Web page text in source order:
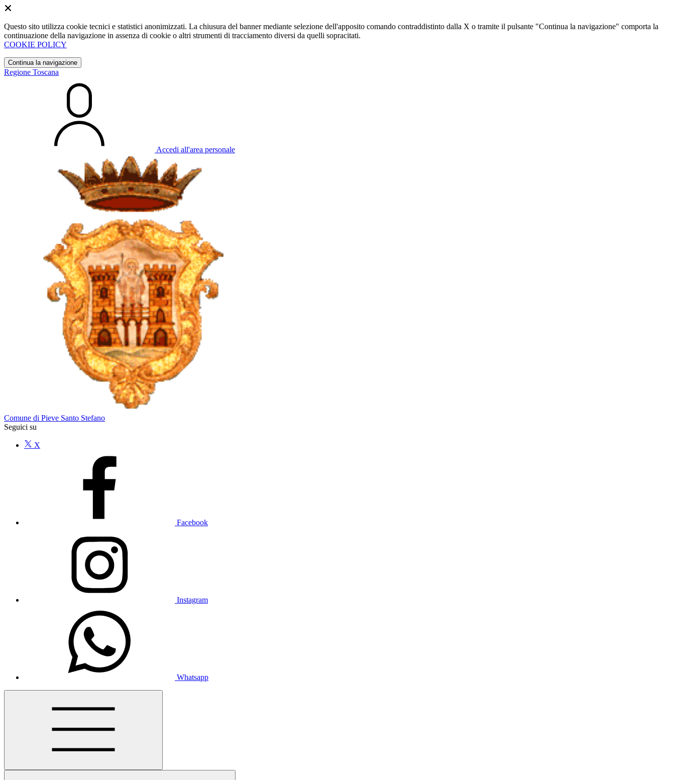
Questo sito utilizza cookie tecnici e statistici anonimizzati. La chiusura del banner mediante selezione dell'apposito comando contraddistinto dalla X o tramite il pulsante "Continua la navigazione" comporta la
continuazione della navigazione in assenza di cookie o altri strumenti di tracciamento diversi da quelli sopracitati.
COOKIE POLICY
Continua la navigazione
Regione Toscana
Accedi all'area personale
Comune di Pieve Santo Stefano
Seguici su
X
Facebook
Instagram
Whatsapp